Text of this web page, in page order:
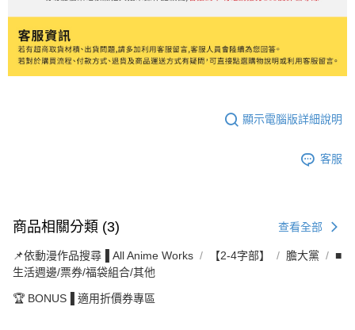
顯示電腦版詳細說明
客服
商品相關分類 (3) 查看全部
📌依動漫作品搜尋▐ All Anime Works 【2-4字部】 膽大黨
■
生活週邊/票券/福袋組合/其他
🏆 BONUS▐ 適用折價券專區